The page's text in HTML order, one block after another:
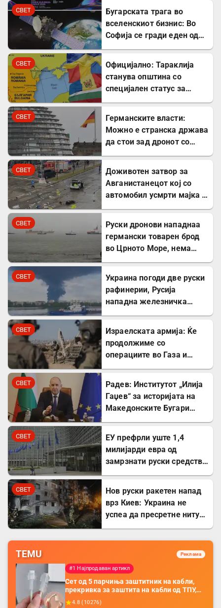
СВЕТ
Бугарската трага во
вселенскиот бизнис: Во
Софија се гради еден од
СВЕТ
Официјално: Тараклија
станува општина со
специјален статус за
СВЕТ
Германските власти:
Можно е странска држава
да стои зад дронот со
СВЕТ
Доживотен затвор за
Авганистанецот кој со
автомобил усмрти мајка и
СВЕТ
Руски дронови нападнаа
германски товарен брод
во Црното Море, нема
СВЕТ
Украина погоди две руски
рафинерии, Русија
нападна железничка
СВЕТ
Израелската армија: Ќе
продолжиме со
операциите во Газа и
СВЕТ
Радев: Институтот „Илија
Гаџев“ за историјата на
Македонските Бугари
СВЕТ
ЕУ префрли уште 1,4
милијарди евра од
замрзнати руски средства
СВЕТ
Нов руски ракетен напад
врз Киев: Украина не
успеа да пресретне ниту
TEMU Реклама
#1 Најпродаван артикл
Сет од 5 парчиња заштитник на кабли,
прекривка за заштита на кабли од ТПУ,
додатоци за заштита на кабли, без
4.8 ( 10276)